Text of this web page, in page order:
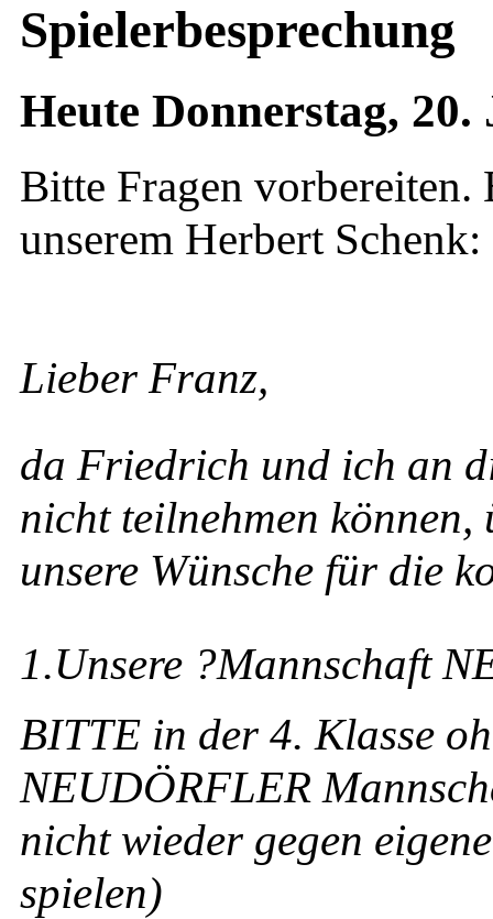
Spielerbesprechung
Heute Donnerstag,
Bitte Fragen
unserem Herbert Schenk:
Lieber Franz,
da Friedrich und ich an
nicht teilnehmen
unsere Wünsche für die
1.Unsere ?Mannschaft
BITTE in der 4. Klasse
NEUDÖRFLER
nicht wieder gegen
spielen)